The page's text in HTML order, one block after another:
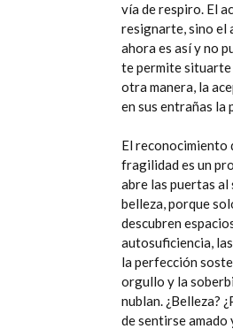
vía de respiro. El
resignarte, sino el
ahora es así y no
te permite situarte
otra manera, la
en sus entrañas la
El reconocimiento
fragilidad es un
abre las puertas al
belleza, porque
descubren
autosuficiencia,
la perfección
orgullo y la
nublan. ¿Belleza?
de sentirse amado